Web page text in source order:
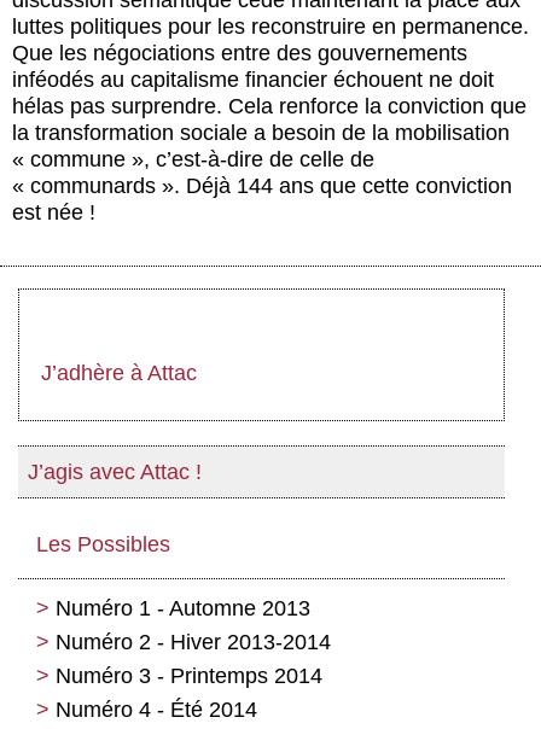
luttes politiques pour les reconstruire en permanence.
Que les négociations entre des gouvernements
inféodés au capitalisme financier échouent ne doit
hélas pas surprendre. Cela renforce la conviction que
la transformation sociale a besoin de la mobilisation
« commune », c’est-à-dire de celle de
« communards ». Déjà 144 ans que cette conviction
est née !
J’adhère à Attac
J’agis avec Attac !
Les Possibles
Numéro 1 - Automne 2013
Numéro 2 - Hiver 2013-2014
Numéro 3 - Printemps 2014
Numéro 4 - Été 2014